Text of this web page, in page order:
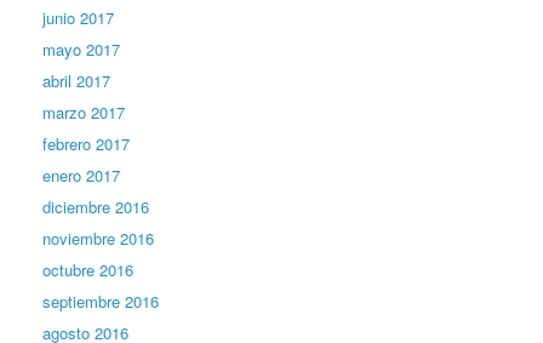
junio 2017
mayo 2017
abril 2017
marzo 2017
febrero 2017
enero 2017
diciembre 2016
noviembre 2016
octubre 2016
septiembre 2016
agosto 2016